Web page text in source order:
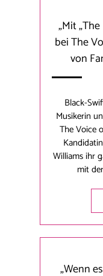
„Mit
bei The
von
Black-
Musikerin
The Voice
Williams ihr
mit
„Wenn